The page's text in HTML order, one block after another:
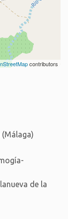
contributors
de la